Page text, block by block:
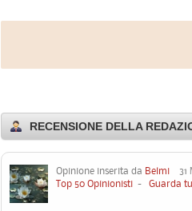
RECENSIONE DELLA
Opinione inserita da Belmi 31
Top 50 Opinionisti - Guarda